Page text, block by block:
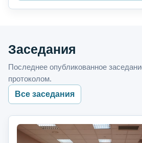
Заседания
Последнее опубликованное
протоколом.
Все заседания